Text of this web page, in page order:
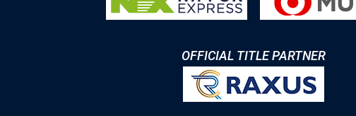
OFFICIAL TITLE PARTNER